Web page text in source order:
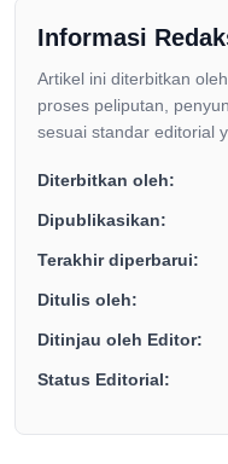
Informasi
Artikel ini diterbitkan oleh
proses peliputan,
sesuai standar editorial
Diterbitkan oleh:
Dipublikasikan:
Terakhir diperbarui:
Ditulis oleh:
Ditinjau oleh Editor:
Status Editorial: